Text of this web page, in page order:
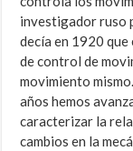
investigador ruso
decía en 1920
de control de
movimiento
años hemos
caracterizar la
cambios en la